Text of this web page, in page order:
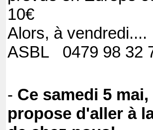
10€
Alors, à
ASBL 0479 98 32
- Ce samedi 5
propose d'aller à